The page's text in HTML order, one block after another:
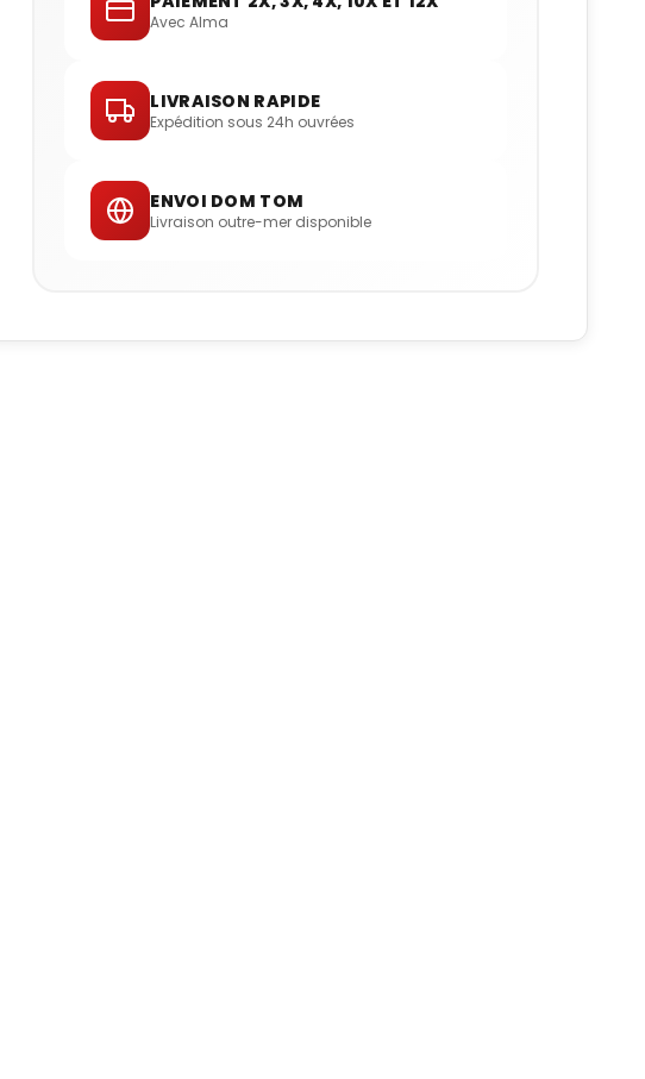
Avec Alma
LIVRAISON RAPIDE
Expédition sous 24h ouvrées
ENVOI DOM TOM
Livraison outre-mer disponible